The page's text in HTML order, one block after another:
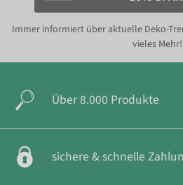
Immer informiert über aktuelle Deko-
vieles Mehr!
Über 8.000 Produkte
sichere & schnelle